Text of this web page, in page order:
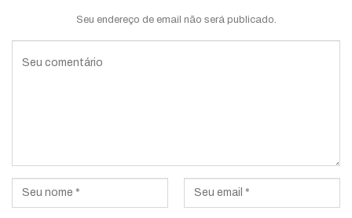
Seu endereço de email não será publicado.